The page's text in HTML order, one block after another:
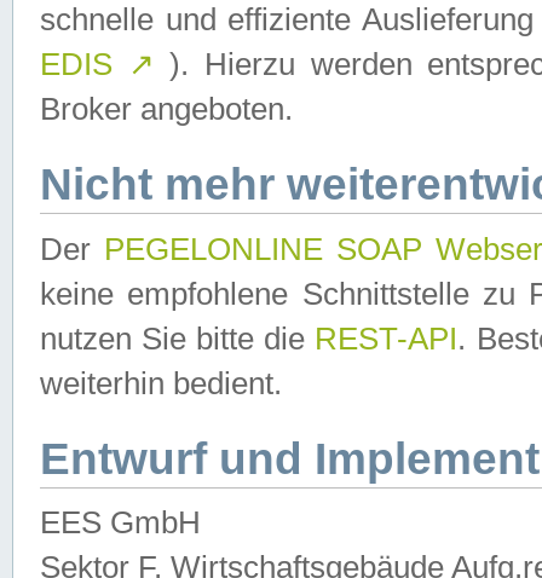
schnelle und effiziente
EDIS ↗ ). Hierzu werden
Broker angeboten.
Nicht mehr
Der PEGELONLINE SOAP
keine empfohlene Schnittstelle zu
nutzen Sie bitte die REST-API.
weiterhin bedient.
Entwurf und
EES GmbH
Sektor F, Wirtschaftsgebäude